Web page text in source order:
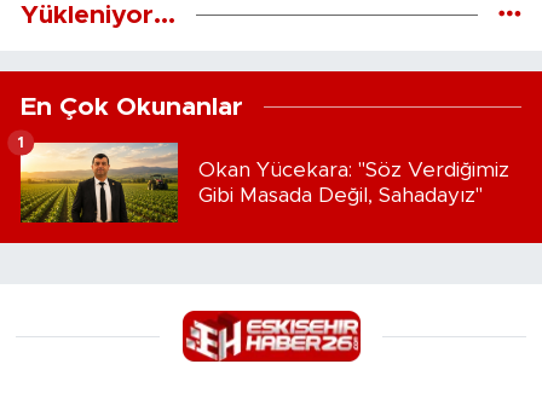
Yükleniyor...
En Çok Okunanlar
Okan Yücekara: "Söz Verdiğimiz
Gibi Masada Değil, Sahadayız"
1